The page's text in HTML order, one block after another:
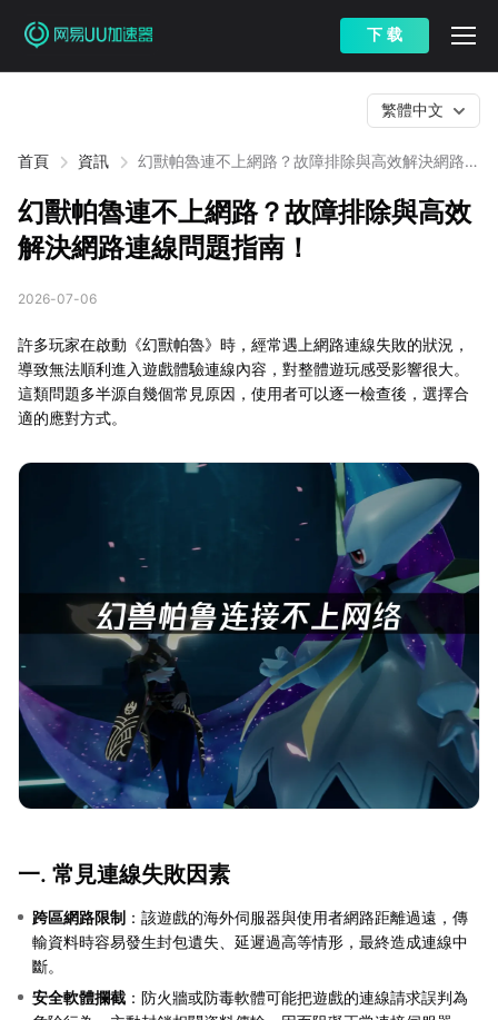
下 载
首頁 資訊
幻獸帕魯連不上網路？故障排除與高效解決網路連
繁體中文
幻獸帕魯連不上網路？故障排除與高效
解決網路連線問題指南！
2026-07-06
許多玩家在啟動《幻獸帕魯》時，經常遇上網路連線失敗的狀況，
導致無法順利進入遊戲體驗連線內容，對整體遊玩感受影響很大。
這類問題多半源自幾個常見原因，使用者可以逐一檢查後，選擇合
適的應對方式。
一. 常見連線失敗因素
跨區網路限制 ：該遊戲的海外伺服器與使用者網路距離過遠，傳
輸資料時容易發生封包遺失、延遲過高等情形，最終造成連線中
斷。
安全軟體攔截 ：防火牆或防毒軟體可能把遊戲的連線請求誤判為